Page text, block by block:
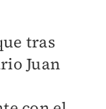
tras
Juan